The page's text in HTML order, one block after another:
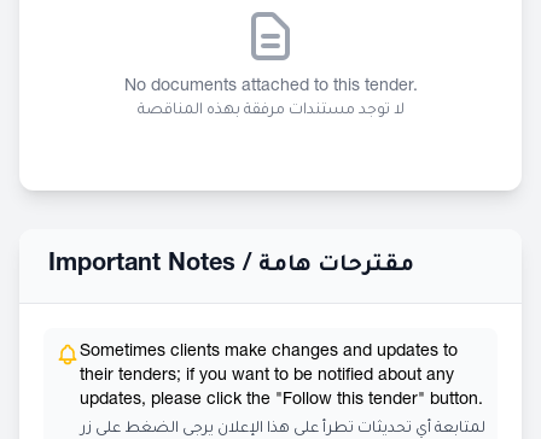
No documents attached to this tender.
لا توجد مستندات مرفقة بهذه المناقصة
Important Notes / مقترحات هامة
Sometimes clients make changes and updates to
their tenders; if you want to be notified about any
updates, please click the "Follow this tender" button.
لمتابعة أي تحديثات تطرأ على هذا الإعلان يرجى الضغط على زر